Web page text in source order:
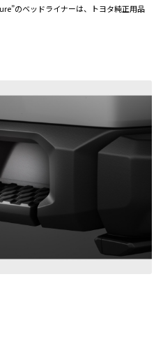
のベッドライナーは、トヨタ純正用品